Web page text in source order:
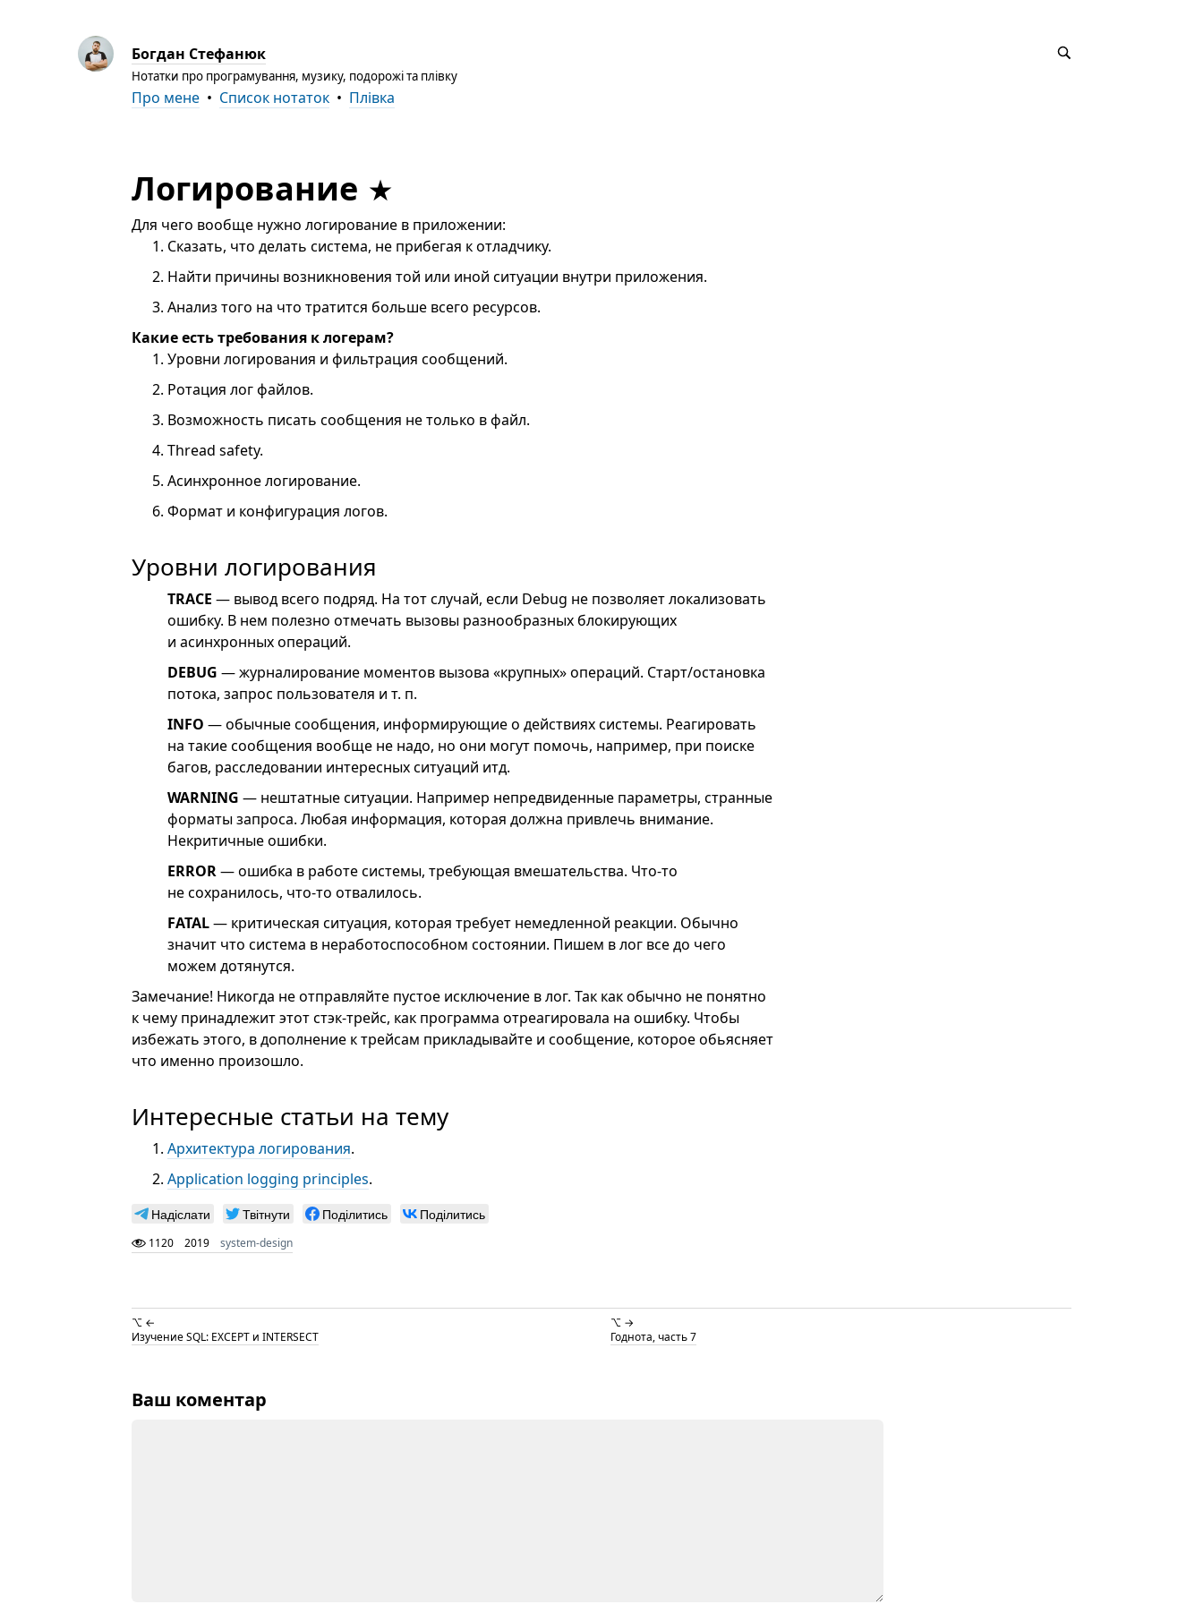
Богдан Стефанюк
Нотатки про програмування, музику, подорожі та плівку
Про мене • Список нотаток • Плівка
Логирование
Для чего вообще нужно логирование в приложении:
Сказать, что делать система, не прибегая к отладчику.
Найти причины возникновения той или иной ситуации внутри приложения.
Анализ того на что тратится больше всего ресурсов.
Какие есть требования к логерам?
Уровни логирования и фильтрация сообщений.
Ротация лог файлов.
Возможность писать сообщения не только в файл.
Thread safety.
Асинхронное логирование.
Формат и конфигурация логов.
Уровни логирования
TRACE — вывод всего подряд. На тот случай, если Debug не позволяет локализовать
ошибку. В нем полезно отмечать вызовы разнообразных блокирующих
и асинхронных операций.
DEBUG — журналирование моментов вызова «крупных» операций. Старт/остановка
потока, запрос пользователя и т. п.
INFO — обычные сообщения, информирующие о действиях системы. Реагировать
на такие сообщения вообще не надо, но они могут помочь, например, при поиске
багов, расследовании интересных ситуаций итд.
WARNING — нештатные ситуации. Например непредвиденные параметры, странные
форматы запроса. Любая информация, которая должна привлечь внимание.
Некритичные ошибки.
ERROR— ошибка в работе системы, требующая вмешательства. Что-то
не сохранилось, что-то отвалилось.
FATAL— критическая ситуация, которая требует немедленной реакции. Обычно
значит что система в неработоспособном состоянии. Пишем в лог все до чего
можем дотянутся.
Замечание! Никогда не отправляйте пустое исключение в лог. Так как обычно не понятно
к чему принадлежит этот стэк-трейс, как программа отреагировала на ошибку. Чтобы
избежать этого, в дополнение к трейсам прикладывайте и сообщение, которое обьясняет
что именно произошло.
Интересные статьи на тему
Архитектура логирования.
Application logging principles.
Надіслати Твітнути Поділитись Поділитись
1120 2019 system-design
⌥ ←
Изучение SQL: EXCEPT и INTERSECT
⌥ →
Годнота, часть 7
Ваш коментар